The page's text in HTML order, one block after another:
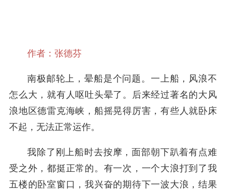
作者：张德芬
南极邮轮上，晕船是个问题。一上船，风浪不
怎么大，就有人呕吐头晕了。后来经过著名的大风
浪地区德雷克海峡，船摇晃得厉害，有些人就卧床
不起，无法正常运作。
我除了刚上船时去按摩，面部朝下趴着有点难
受之外，都挺正常的。有一次，一个大浪打到了我
五楼的卧室窗口，我兴奋的期待下一波大浪，结果